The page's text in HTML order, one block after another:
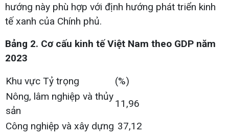
hướng này phù hợp với định hướng phát triển kinh
tế xanh của Chính phủ.
Bảng 2. Cơ cấu kinh tế Việt Nam theo GDP năm
2023
Khu vực Tỷ trọng
(%)
Nông, lâm nghiệp và thủy
sản
11,96
Công nghiệp và xây dựng 37,12